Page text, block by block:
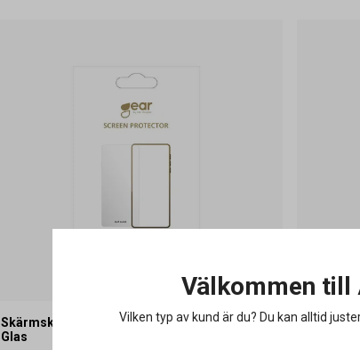
Skärmskydd Gear iPhone 15 Plus 2.5D Härdat
Glas
Välkommen till
Vilken typ av kund är du? Du kan alltid